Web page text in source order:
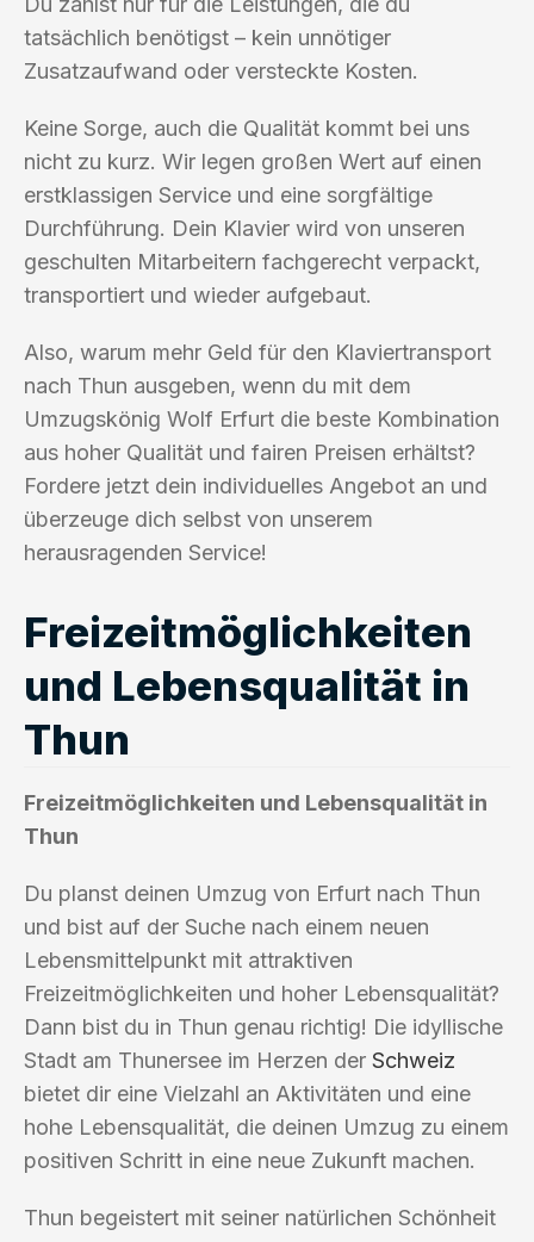
tatsächlich benötigst – kein unnötiger
Zusatzaufwand oder versteckte Kosten.
Keine Sorge, auch die Qualität kommt bei uns
nicht zu kurz. Wir legen großen Wert auf einen
erstklassigen Service und eine sorgfältige
Durchführung. Dein Klavier wird von unseren
geschulten Mitarbeitern fachgerecht verpackt,
transportiert und wieder aufgebaut.
Also, warum mehr Geld für den Klaviertransport
nach Thun ausgeben, wenn du mit dem
Umzugskönig Wolf Erfurt die beste Kombination
aus hoher Qualität und fairen Preisen erhältst?
Fordere jetzt dein individuelles Angebot an und
überzeuge dich selbst von unserem
herausragenden Service!
Freizeitmöglichkeiten
und Lebensqualität in
Thun
Freizeitmöglichkeiten und Lebensqualität in
Thun
Du planst deinen Umzug von Erfurt nach Thun
und bist auf der Suche nach einem neuen
Lebensmittelpunkt mit attraktiven
Freizeitmöglichkeiten und hoher Lebensqualität?
Dann bist du in Thun genau richtig! Die idyllische
Stadt am Thunersee im Herzen der Schweiz
bietet dir eine Vielzahl an Aktivitäten und eine
hohe Lebensqualität, die deinen Umzug zu einem
positiven Schritt in eine neue Zukunft machen.
Thun begeistert mit seiner natürlichen Schönheit